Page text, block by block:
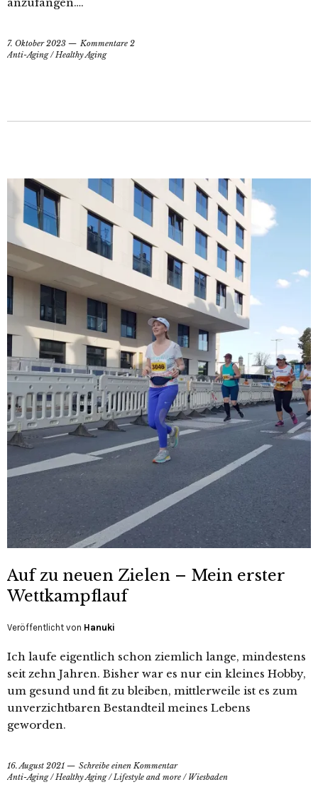
7. Oktober 2023
Kommentare 2
Anti-Aging/Healthy Aging
Auf zu neuen Zielen – Mein erster
Wettkampflauf
Veröffentlicht von Hanuki
Ich laufe eigentlich schon ziemlich lange, mindestens
seit zehn Jahren. Bisher war es nur ein kleines Hobby,
um gesund und fit zu bleiben, mittlerweile ist es zum
unverzichtbaren Bestandteil meines Lebens
geworden.
16. August 2021
Schreibe einen Kommentar
Anti-Aging/Healthy Aging/Lifestyle and more / Wiesbaden